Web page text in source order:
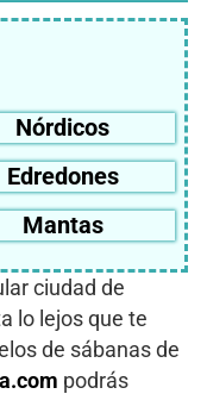
Nórdicos
Edredones
Mantas
ciudad de
lo lejos que te
de sábanas de
podrás